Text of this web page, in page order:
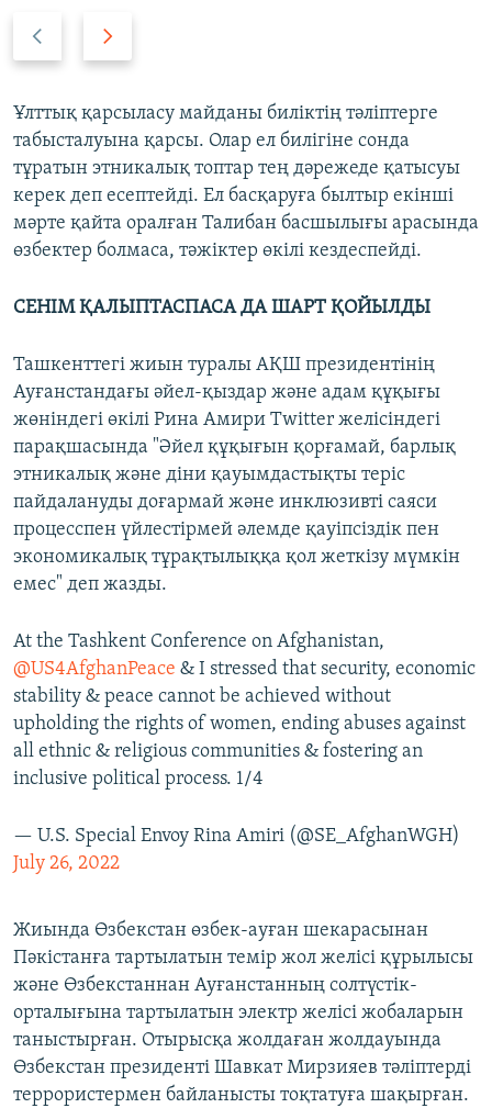
v
i
o
u
s
s
i
e
t
s
l
i
d
e
Ұлттық қарсыласу майданы биліктің тәліптерге
табысталуына қарсы. Олар ел билігіне сонда
тұратын этникалық топтар тең дәрежеде қатысуы
керек деп есептейді. Ел басқаруға былтыр екінші
мәрте қайта оралған Талибан басшылығы арасында
өзбектер болмаса, тәжіктер өкілі кездеспейді.
СЕНІМҚАЛЫПТАСПАСА ДА ШАРТ ҚОЙЫЛДЫ
Ташкенттегі жиын туралы АҚШ президентінің
Ауғанстандағы әйел-қыздар және адам құқығы
жөніндегі өкілі Рина Амири Twitter желісіндегі
парақшасында "Әйел құқығын қорғамай, барлық
этникалық және діни қауымдастықты теріс
пайдалануды доғармай және инклюзивті саяси
процесспен үйлестірмей әлемде қауіпсіздік пен
экономикалық тұрақтылыққа қол жеткізу мүмкін
емес" деп жазды.
At the Tashkent Conference on Afghanistan,
@US4AfghanPeace & I stressed that security, economic
stability & peace cannot be achieved without
upholding the rights of women, ending abuses against
all ethnic & religious communities & fostering an
inclusive political process. 1/4
— U.S. Special Envoy Rina Amiri (@SE_AfghanWGH)
July 26, 2022
Жиында Өзбекстан өзбек-ауған шекарасынан
Пәкістанға тартылатын темір жол желісі құрылысы
және Өзбекстаннан Ауғанстанның солтүстік-
орталығына тартылатын электр желісі жобаларын
таныстырған. Отырысқа жолдаған жолдауында
Өзбекстан президенті Шавкат Мирзияев тәліптерді
террористермен байланысты тоқтатуға шақырған.